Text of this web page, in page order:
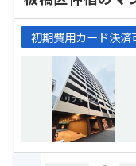
初期費用カード決済